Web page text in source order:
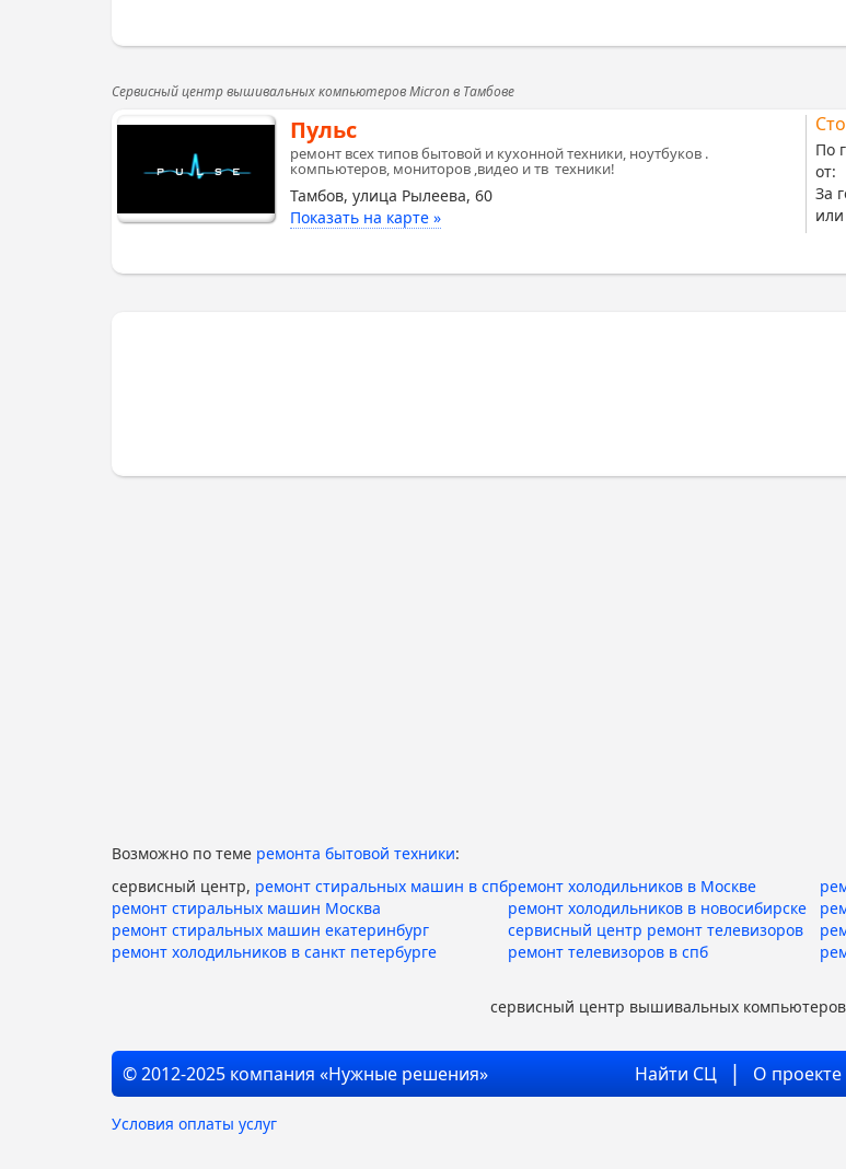
Сервисный центр вышивальных компьютеров Micron в Тамбове
Пульс
ремонт всех типов бытовой и кухонной техники, ноутбуков .
компьютеров, мониторов ,видео и тв техники!
Тамбов, улица Рылеева, 60
Показать на карте »
По
от:
За
или
Возможно по теме ремонта бытовой техники:
сервисный центр, ремонт стиральных машин в спбремонт холодильников в Москве
ремонт стиральных машин Москва
ремонт холодильников в новосибирске
ремонт стиральных машин екатеринбург
сервисный центр ремонт телевизоров
ремонт холодильников в санкт петербурге
ремонт телевизоров в спб
сервисный центр вышивальных
© 2012-2025 компания «Нужные решения» Найти СЦ О проекте
Условия оплаты услуг